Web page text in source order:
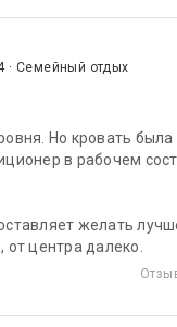
· Семейный отдых
Но кровать была
в рабочем
желать
центра далеко.